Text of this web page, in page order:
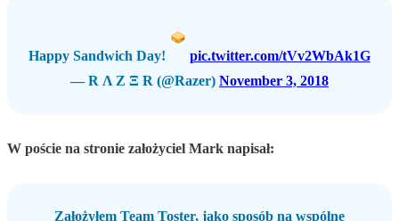
Happy Sandwich Day!
pic.twitter.com/tVv2WbAk1G
— R Λ Z Ξ R (@Razer) November 3, 2018
W poście na stronie założyciel Mark napisał:
Założyłem Team Toster, jako sposób na wspólne